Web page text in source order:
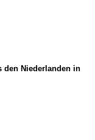
den Niederlanden in